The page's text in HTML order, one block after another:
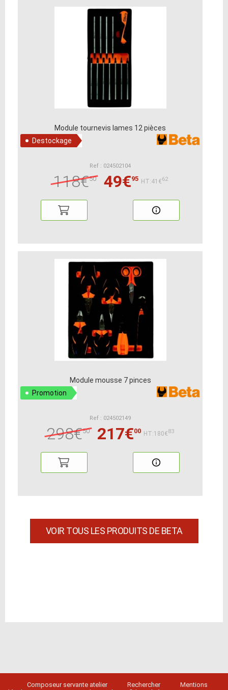
Module tournevis lames 12 pièces
Destockage
Ref : 024502104
118€50 49€95 HT:41€62
Module mousse 7 pinces
Promotion
Ref : 024502149
298€50 217€00 HT:180€83
VOIR TOUS LES PRODUITS DE BETA
Composeur servante atelier Rechercher
Mentions